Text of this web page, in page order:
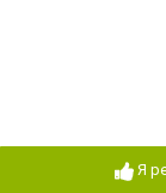
Я